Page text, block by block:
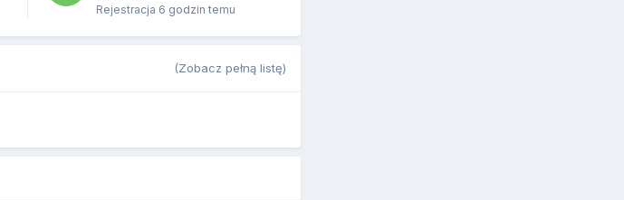
Rejestracja 6 godzin temu
(Zobacz pełną listę)